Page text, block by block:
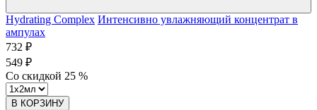
Hydrating Complex Интенсивно увлажняющий концентрат в
ампулах
732 ₽
549 ₽
Со скидкой 25 %
В КОРЗИНУ